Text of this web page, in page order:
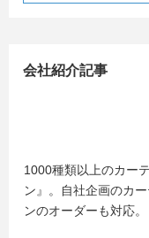
急成長していくイン
会社紹介記事
1000種類以上のカー
ン』。自社企画のカ
ンのオーダーも対応。